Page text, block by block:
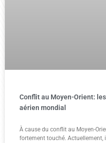
Conflit au Moyen-Orient:
aérien mondial
À cause du conflit au Moyen-
fortement touché. Actuellement,